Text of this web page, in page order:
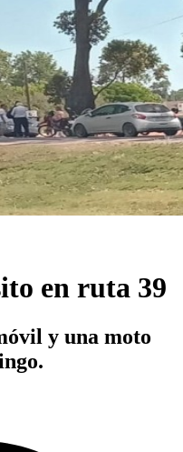
en ruta 39
y una moto